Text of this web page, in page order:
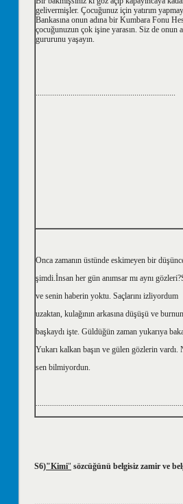
gelivermişler. Çocuğunuz için yatırım
Bankasına onun adına bir Kumbara Fonu
çocuğunuzun çok işine yarasın. Siz de onun
gururunu yaşayın.
....................................................................
Onca zamanın üstünde eskimeyen bir
şimdi.İnsan her gün anımsar mı aynı
ve senin haberin yoktu. Saçlarını izliyordum
uzaktan, kulağının arkasına düşüşü ve
başkaydı işte. Güldüğün zaman yukarıya
Yukarı kalkan başın ve gülen gözlerin vardı.
sen bilmiyordun.
S6)"Kimi" sözcüğünü belgisiz zamir ve